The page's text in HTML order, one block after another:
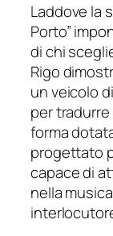
Laddove la
Porto”
di chi
Rigo
un veicolo
per
forma
progettato
capace di
nella